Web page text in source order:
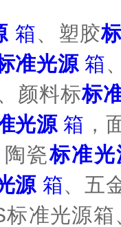
箱、塑胶
准光源箱
颜料标标
光源箱 ，
陶瓷标准光
源 箱、五
标准光源箱